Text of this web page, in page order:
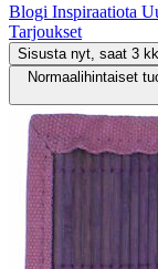
Blogi Inspiraatiota
Tarjoukset
Sisusta nyt, saat 3
Normaalihintaiset